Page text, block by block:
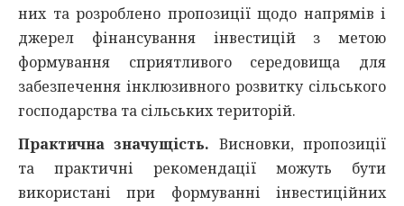
них та розроблено пропозиції щодо напрямів і
джерел фінансування інвестицій з метою
формування сприятливого середовища для
забезпечення інклюзивного розвитку сільського
господарства та сільських територій.
Практична значущість. Висновки, пропозиції
та практичні рекомендації можуть бути
використані при формуванні інвестиційних